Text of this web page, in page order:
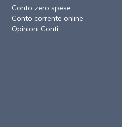
Conto zero spese
Conto corrente online
Opinioni Conti